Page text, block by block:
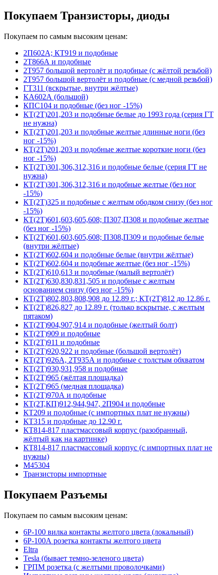
Покупаем Транзисторы, диоды
Покупаем по самым высоким ценам:
2П602А; КТ919 и подобные
2Т866А и подобные
2Т957 большой вертолёт и подобные (с жёлтой резьбой)
2Т957 большой вертолёт и подобные (с медной резьбой)
ГТ311 (вскрытые, внутри жёлтые)
КА602А (большой)
КПС104 и подобные (без ног -15%)
КТ(2Т)201,203 и подобные белые до 1993 года (серия ГТ
не нужна)
КТ(2Т)201,203 и подобные желтые длинные ноги (без
ног -15%)
КТ(2Т)201,203 и подобные желтые короткие ноги (без
ног -15%)
КТ(2Т)301,306,312,316 и подобные белые (серия ГТ не
нужна)
КТ(2Т)301,306,312,316 и подобные желтые (без ног
-15%)
КТ(2Т)325 и подобные с желтым ободком снизу (без ног
-15%)
КТ(2Т)601,603,605,608; П307,П308 и подобные желтые
(без ног -15%)
КТ(2Т)601,603,605,608; П308,П309 и подобные белые
(внутри жёлтые)
КТ(2Т)602,604 и подобные белые (внутри жёлтые)
КТ(2Т)602,604 и подобные желтые (без ног -15%)
КТ(2Т)610,613 и подобные (малый вертолёт)
КТ(2Т)630,830,831,505 и подобные с желтым
основанием снизу (без ног -15%)
КТ(2Т)802,803,808,908 до 12.89 г.; КТ(2Т)812 до 12.86 г.
КТ(2Т)826,827 до 12.89 г. (только вскрытые, с желтым
пятаком)
КТ(2Т)904,907,914 и подобные (желтый болт)
КТ(2Т)909 и подобные
КТ(2Т)911 и подобные
КТ(2Т)920,922 и подобные (большой вертолёт)
КТ(2Т)926А, 2Т935А и подобные с толстым обхватом
КТ(2Т)930,931,958 и подобные
КТ(2Т)965 (жёлтая площадка)
КТ(2Т)965 (медная площадка)
КТ(2Т)970А и подобные
КТ(2Т,КП)912,944,947, 2П904 и подобные
КТ209 и подобные (с импортных плат не нужны)
КТ315 и подобные до 12.90 г.
КТ814-817 пластмассовый корпус (разобранный,
жёлтый как на картинке)
КТ814-817 пластмассовый корпус (с импортных плат не
нужны)
М45304
Транзисторы импортные
Покупаем Разъемы
Покупаем по самым высоким ценам:
6Р-100 вилка контакты желтого цвета (локальный)
6Р-100А розетка контакты желтого цвета
Eltra
Tesla (бывает темно-зеленого цвета)
ГРПМ розетка (с желтыми проволочками)